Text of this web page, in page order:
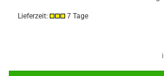
Lieferzeit: 7 Tage